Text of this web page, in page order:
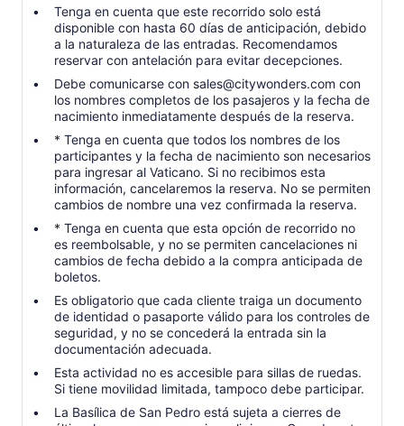
Tenga en cuenta que este recorrido solo está
disponible con hasta 60 días de anticipación, debido
a la naturaleza de las entradas. Recomendamos
reservar con antelación para evitar decepciones.
Debe comunicarse con sales@citywonders.com con
los nombres completos de los pasajeros y la fecha de
nacimiento inmediatamente después de la reserva.
* Tenga en cuenta que todos los nombres de los
participantes y la fecha de nacimiento son necesarios
para ingresar al Vaticano. Si no recibimos esta
información, cancelaremos la reserva. No se permiten
cambios de nombre una vez confirmada la reserva.
* Tenga en cuenta que esta opción de recorrido no
es reembolsable, y no se permiten cancelaciones ni
cambios de fecha debido a la compra anticipada de
boletos.
Es obligatorio que cada cliente traiga un documento
de identidad o pasaporte válido para los controles de
seguridad, y no se concederá la entrada sin la
documentación adecuada.
Esta actividad no es accesible para sillas de ruedas.
Si tiene movilidad limitada, tampoco debe participar.
La Basílica de San Pedro está sujeta a cierres de